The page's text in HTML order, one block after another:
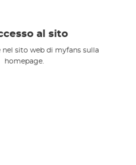
al sito
nel sito web di myfans sulla
homepage.